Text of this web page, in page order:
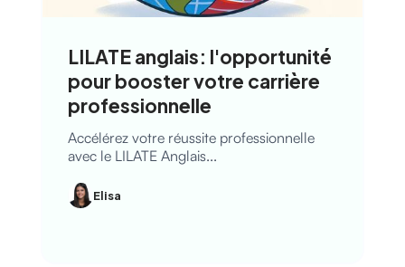
LILATE anglais: l'opportunité
pour booster votre carrière
professionnelle
Accélérez votre réussite professionnelle
avec le LILATE Anglais...
Elisa